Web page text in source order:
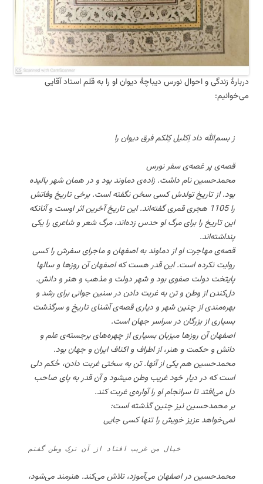
دربارهٔ زندگی و احوال نورس دیباچهٔ دیوان او را به قلم استاد آقایی
می‌خوانیم:
ز بسم‌الله داد اِکلیل کِلکم فرق دیوان را
قصه‌ی پر غصه‌ی سفر نورس
محمدحسین نام داشت. زاده‌ی دماوند بود و در همان شهر بالیده
بود. از تاریخ تولدش کسی سخن نگفته است. برخی تاریخ وفاتش
را 1105 هجری قمری گفته‌اند. این تاریخ آخرین اثر اوست و آنانکه
این تاریخ را برای مرگ او حدس زده‌اند، مرگ شعر و شاعری را یکی
پنداشته‌اند.
قصه‌ی مهاجرت او از دماوند به اصفهان و ماجرای سفرش را کسی
روایت نکرده است. این قدر هست که اصفهان آن روزها و سالها
پایتخت دولت صفوی بود و شهر دولت و مذهب و هنر و دانش.
دل‌کندن از وطن و تن به غربت دادن در سنین جوانی برای رشد و
بهره‌مندی از چنین شهر و دیاری قصه‌ی آشنای تاریخ و سرگذشت
بسیاری از بزرگان در سراسر جهان است.
اصفهان آن روزها میزبان بسیاری از چهره‌های برجسته‌ی علم و
دانش و حکمت و هنر، از اطراف و اکناف ایران و جهان بود.
محمدحسین هم یکی از آنها. تن به سختی غربت دادن، حُکم دلی
است که در دیار خود غریب وطن میشود و آن قدر به پای صاحب
دل می‌افتد تا سرانجام او را آواره‌ی غربت کند.
بر محمدحسین نیز چنین گذشته است:
نمی‌خواهد عزیز خویش را تنها کسی جایی
خیال من غریب افتاد از آن ترک وطن گفتم
محمدحسین در اصفهان می‌آموزد، تلاش می‌کند. هنرمند می‌شود،